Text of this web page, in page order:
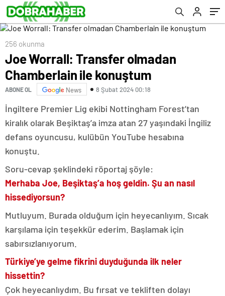
256 okunma
Joe Worrall: Transfer olmadan
Chamberlain ile konuştum
ABONE OL News 8 Şubat 2024 00:18
İngiltere Premier Lig ekibi Nottingham Forest’tan
kiralık olarak Beşiktaş’a imza atan 27 yaşındaki İngiliz
defans oyuncusu, kulübün YouTube hesabına
konuştu.
Soru-cevap şeklindeki röportaj şöyle:
Merhaba Joe, Beşiktaş’a hoş geldin. Şu an nasıl
hissediyorsun?
Mutluyum. Burada olduğum için heyecanlıyım. Sıcak
karşılama için teşekkür ederim. Başlamak için
sabırsızlanıyorum.
Türkiye’ye gelme fikrini duyduğunda ilk neler
hissettin?
Çok heyecanlıydım. Bu fırsat ve tekliften dolayı